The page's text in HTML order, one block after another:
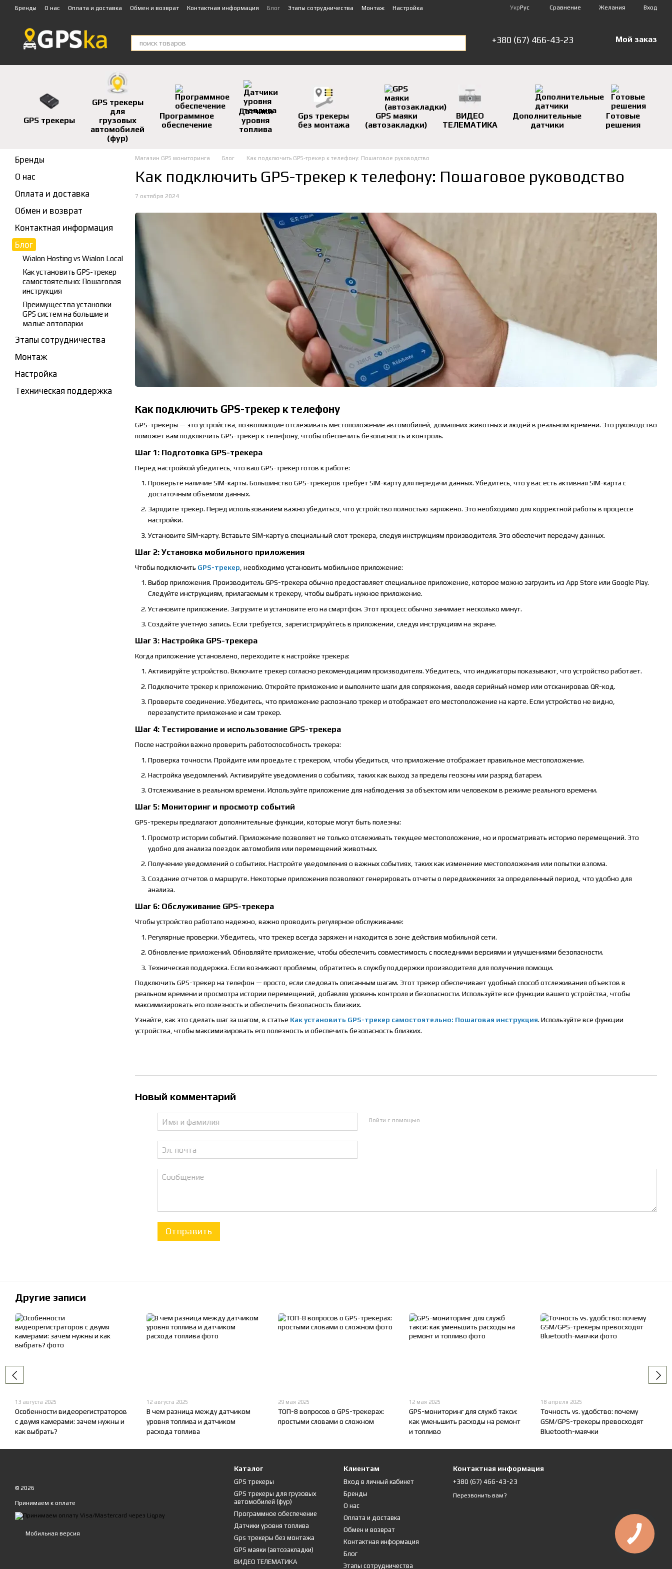
Перейти к основному контенту
Бренды О нас Оплата и доставка Обмен и возврат Контактная информация Блог Этапы сотрудничества Монтаж
Настройка
УкрРус Сравнение Желания Вход
+380 (67) 466-43-23 Мой заказ
GPS трекеры
GPS трекеры
для
грузовых
автомобилей
(фур)
Программное
обеспечение
Датчики
уровня
топлива
Gps трекеры
без монтажа
GPS маяки
(автозакладки)
ВИДЕО
ТЕЛЕМАТИКА
Дополнительные
датчики
Готовые
решения
Магазин GPS мониторинга Блог Как подключить GPS-трекер к телефону: Пошаговое руководство
Как подключить GPS-трекер к телефону: Пошаговое руководство
7 октября 2024
Как подключить GPS-трекер к телефону
GPS-трекеры — это устройства, позволяющие отслеживать местоположение автомобилей, домашних животных и людей в реальном времени. Это руководство
поможет вам подключить GPS-трекер к телефону, чтобы обеспечить безопасность и контроль.
Шаг 1: Подготовка GPS-трекера
Перед настройкой убедитесь, что ваш GPS-трекер готов к работе:
Проверьте наличие SIM-карты. Большинство GPS-трекеров требует SIM-карту для передачи данных. Убедитесь, что у вас есть активная SIM-карта с
достаточным объемом данных.
Зарядите трекер. Перед использованием важно убедиться, что устройство полностью заряжено. Это необходимо для корректной работы в процессе
настройки.
Установите SIM-карту. Вставьте SIM-карту в специальный слот трекера, следуя инструкциям производителя. Это обеспечит передачу данных.
Шаг 2: Установка мобильного приложения
Чтобы подключить GPS-трекер , необходимо установить мобильное приложение:
Выбор приложения. Производитель GPS-трекера обычно предоставляет специальное приложение, которое можно загрузить из App Store или Google Play.
Следуйте инструкциям, прилагаемым к трекеру, чтобы выбрать нужное приложение.
Установите приложение. Загрузите и установите его на смартфон. Этот процесс обычно занимает несколько минут.
Создайте учетную запись. Если требуется, зарегистрируйтесь в приложении, следуя инструкциям на экране.
Шаг 3: Настройка GPS-трекера
Когда приложение установлено, переходите к настройке трекера:
Активируйте устройство. Включите трекер согласно рекомендациям производителя. Убедитесь, что индикаторы показывают, что устройство работает.
Подключите трекер к приложению. Откройте приложение и выполните шаги для сопряжения, введя серийный номер или отсканировав QR-код.
Проверьте соединение. Убедитесь, что приложение распознало трекер и отображает его местоположение на карте. Если устройство не видно,
перезапустите приложение и сам трекер.
Шаг 4: Тестирование и использование GPS-трекера
После настройки важно проверить работоспособность трекера:
Проверка точности. Пройдите или проедьте с трекером, чтобы убедиться, что приложение отображает правильное местоположение.
Настройка уведомлений. Активируйте уведомления о событиях, таких как выход за пределы геозоны или разряд батареи.
Отслеживание в реальном времени. Используйте приложение для наблюдения за объектом или человеком в режиме реального времени.
Шаг 5: Мониторинг и просмотр событий
GPS-трекеры предлагают дополнительные функции, которые могут быть полезны:
Просмотр истории событий. Приложение позволяет не только отслеживать текущее местоположение, но и просматривать историю перемещений. Это
удобно для анализа поездок автомобиля или перемещений животных.
Получение уведомлений о событиях. Настройте уведомления о важных событиях, таких как изменение местоположения или попытки взлома.
Создание отчетов о маршруте. Некоторые приложения позволяют генерировать отчеты о передвижениях за определенный период, что удобно для
анализа.
Шаг 6: Обслуживание GPS-трекера
Чтобы устройство работало надежно, важно проводить регулярное обслуживание:
Регулярные проверки. Убедитесь, что трекер всегда заряжен и находится в зоне действия мобильной сети.
Обновление приложений. Обновляйте приложение, чтобы обеспечить совместимость с последними версиями и улучшениями безопасности.
Техническая поддержка. Если возникают проблемы, обратитесь в службу поддержки производителя для получения помощи.
Подключить GPS-трекер на телефон — просто, если следовать описанным шагам. Этот трекер обеспечивает удобный способ отслеживания объектов в
реальном времени и просмотра истории перемещений, добавляя уровень контроля и безопасности. Используйте все функции вашего устройства, чтобы
максимизировать его полезность и обеспечить безопасность близких.
Узнайте, как это сделать шаг за шагом, в статье Как установить GPS-трекер самостоятельно: Пошаговая инструкция. Используйте все функции
устройства, чтобы максимизировать его полезность и обеспечить безопасность близких.
Новый комментарий
Войти с помощью
Отправить
Бренды
О нас
Оплата и доставка
Обмен и возврат
Контактная информация
Блог
Wialon Hosting vs Wialon Local
Как установить GPS-трекер
самостоятельно: Пошаговая
инструкция
Преимущества установки
GPS систем на большие и
малые автопарки
Этапы сотрудничества
Монтаж
Настройка
Техническая поддержка
Другие записи
13 августа 2025
Особенности видеорегистраторов
с двумя камерами: зачем нужны и
как выбрать?
12 августа 2025
В чем разница между датчиком
уровня топлива и датчиком
расхода топлива
29 мая 2025
ТОП-8 вопросов о GPS-трекерах:
простыми словами о сложном
12 мая 2025
GPS-мониторинг для служб такси:
как уменьшить расходы на ремонт
и топливо
18 апреля 2025
Точность vs. удобство: почему
GSM/GPS-трекеры превосходят
Bluetooth-маячки
© 2026
Принимаем к оплате
Мобильная версия
Каталог
GPS трекеры
GPS трекеры для грузовых
автомобилей (фур)
Программное обеспечение
Датчики уровня топлива
Gps трекеры без монтажа
GPS маяки (автозакладки)
ВИДЕО ТЕЛЕМАТИКА
Клиентам
Вход в личный кабинет
Бренды
О нас
Оплата и доставка
Обмен и возврат
Контактная информация
Блог
Этапы сотрудничества
Контактная информация
+380 (67) 466-43-23
Перезвонить вам?